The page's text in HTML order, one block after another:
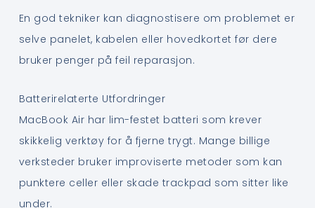
En god tekniker kan diagnostisere om problemet er
selve panelet, kabelen eller hovedkortet før dere
bruker penger på feil reparasjon.
Batterirelaterte Utfordringer
MacBook Air har lim-festet batteri som krever
skikkelig verktøy for å fjerne trygt. Mange billige
verksteder bruker improviserte metoder som kan
punktere celler eller skade trackpad som sitter like
under.